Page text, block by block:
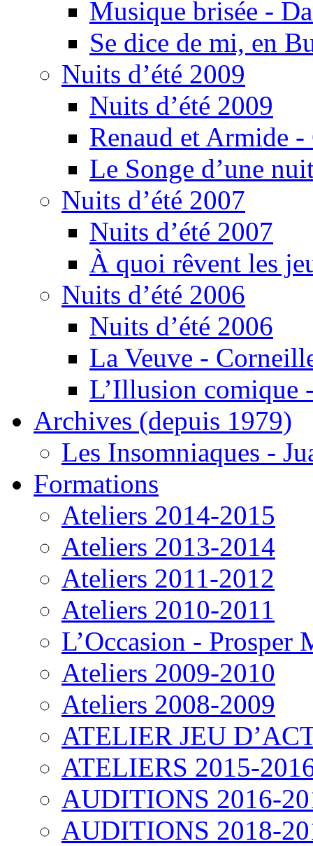
Musique brisée -
Se dice de mi, en
Nuits d’été 2009
Nuits d’été 2009
Renaud et Armide -
Le Songe d’une
Nuits d’été 2007
Nuits d’été 2007
À quoi rêvent les
Nuits d’été 2006
Nuits d’été 2006
La Veuve -
L’Illusion comique
Archives (depuis 1979)
Les Insomniaques -
Formations
Ateliers 2014-2015
Ateliers 2013-2014
Ateliers 2011-2012
Ateliers 2010-2011
L’Occasion - Prosper
Ateliers 2009-2010
Ateliers 2008-2009
ATELIER JEU
ATELIERS 2015-
AUDITIONS 2016-
AUDITIONS 2018-